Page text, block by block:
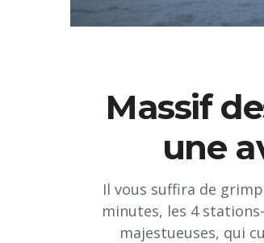
Massif
une
Il vous suffira de
minutes, les 4
majestueuses, qui